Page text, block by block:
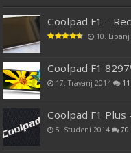
Coolpad F1 –
10.
Coolpad F1
17. Travanj 2014
Coolpad F1 Plus
5. Studeni 2014